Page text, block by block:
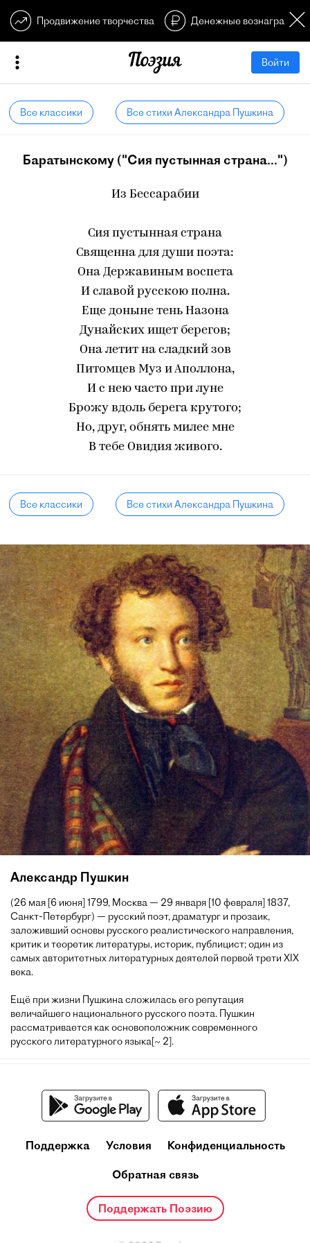
Продвижение творчества Денежные
Войти
Все классики Все стихи Александра Пушкина
Баратынскому ("Сия пустынная страна...")
Из Бессарабии
Сия пустынная страна
Священна для души поэта:
Она Державиным воспета
И славой русскою полна.
Еще доныне тень Назона
Дунайских ищет берегов;
Она летит на сладкий зов
Питомцев Муз и Аполлона,
И с нею часто при луне
Брожу вдоль берега крутого;
Но, друг, обнять милее мне
В тебе Овидия живого.
Все классики Все стихи Александра Пушкина
Александр Пушкин
(26 мая [6 июня] 1799, Москва — 29 января [10 февраля] 1837,
Санкт-Петербург) — русский поэт, драматург и прозаик,
заложивший основы русского реалистического направления,
критик и теоретик литературы, историк, публицист; один из
самых авторитетных литературных деятелей первой трети XIX
века.
Ещё при жизни Пушкина сложилась его репутация
величайшего национального русского поэта. Пушкин
рассматривается как основоположник современного
русского литературного языка[~ 2].
Поддержка Условия Конфиденциальность
Обратная связь
Поддержать Поэзию